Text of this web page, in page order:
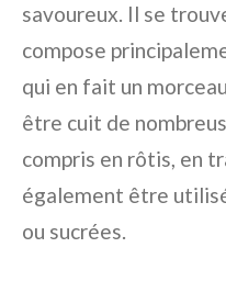
savoureux. Il se
compose
qui en fait un
être cuit de
compris en rôtis, en
également être
ou sucrées.